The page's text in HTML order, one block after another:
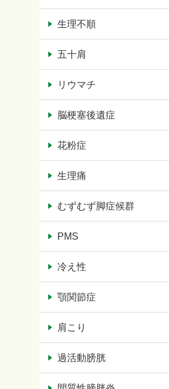
生理不順
五十肩
リウマチ
脳梗塞後遺症
花粉症
生理痛
むずむず脚症候群
PMS
冷え性
顎関節症
肩こり
過活動膀胱